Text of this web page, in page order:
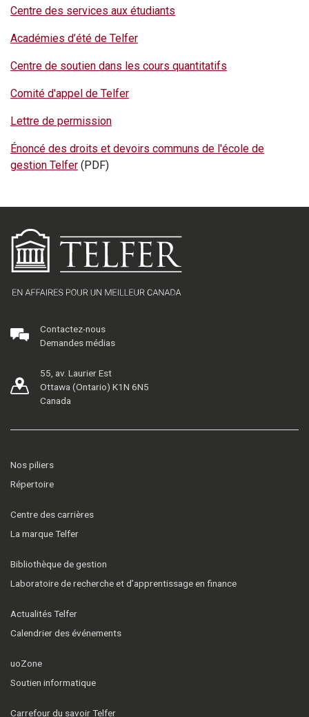
Centre des services aux étudiants
Académies d’été de Telfer
Centre de soutien dans les cours quantitatifs
Comité d'appel de Telfer
Lettre de permission
Énoncé des droits et devoirs communs de l'école de
gestion Telfer (PDF)
Contactez-nous
Demandes médias
55, av. Laurier Est
Ottawa (Ontario) K1N 6N5
Canada
Nos piliers
Répertoire
Centre des carrières
La marque Telfer
Bibliothèque de gestion
Laboratoire de recherche et d’apprentissage en finance
Actualités Telfer
Calendrier des événements
uoZone
Soutien informatique
Carrefour du savoir Telfer